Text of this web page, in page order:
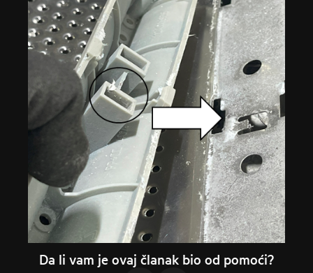
Da li vam je ovaj članak bio od pomoći?